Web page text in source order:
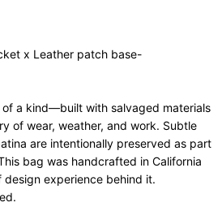
x Leather patch base-
of a kind—built with salvaged materials
of wear, weather, and work. Subtle
are intentionally preserved as part
bag was handcrafted in California
experience behind it.